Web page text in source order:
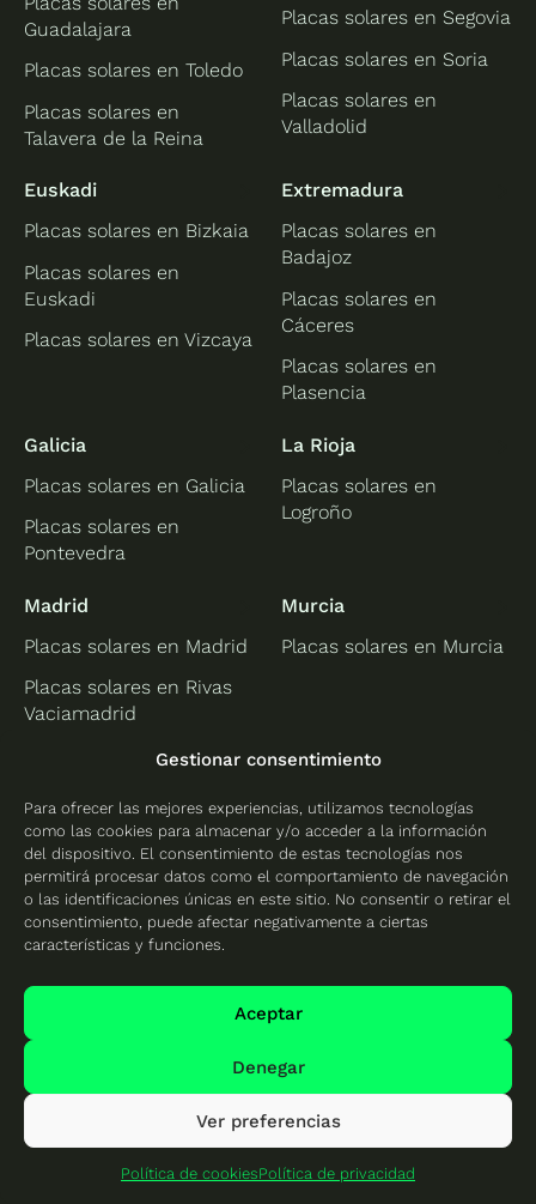
Gestionar consentimiento
Para ofrecer las mejores experiencias, utilizamos tecnologías
como las cookies para almacenar y/o acceder a la información
del dispositivo. El consentimiento de estas tecnologías nos
permitirá procesar datos como el comportamiento de navegación
o las identificaciones únicas en este sitio. No consentir o retirar el
consentimiento, puede afectar negativamente a ciertas
características y funciones.
Aceptar
Denegar
Ver preferencias
Política de cookiesPolítica de privacidad
Guadalajara
Placas solares en Toledo
Placas solares en
Talavera de la Reina
Placas solares en Segovia
Placas solares en Soria
Placas solares en
Valladolid
Euskadi
Placas solares en Bizkaia
Placas solares en
Euskadi
Placas solares en Vizcaya
Extremadura
Placas solares en
Badajoz
Placas solares en
Cáceres
Placas solares en
Plasencia
Galicia
Placas solares en Galicia
Placas solares en
Pontevedra
La Rioja
Placas solares en
Logroño
Madrid
Placas solares en Madrid
Placas solares en Rivas
Vaciamadrid
Murcia
Placas solares en Murcia
Placas solares en
Alicante
Placas solares en
Castellón
Placas solares en
Política de cookies